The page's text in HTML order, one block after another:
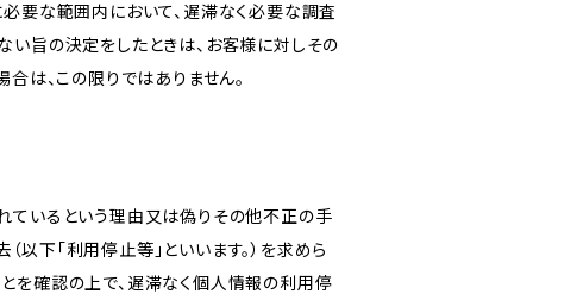
要な範囲内において、遅滞なく必要な調査
い旨の決定をしたときは、お客様に対しその
は、この限りではありません。
ているという理由又は偽りその他不正の手
下「利用停止等」といいます。）を求めら
を確認の上で、遅滞なく個人情報の利用停